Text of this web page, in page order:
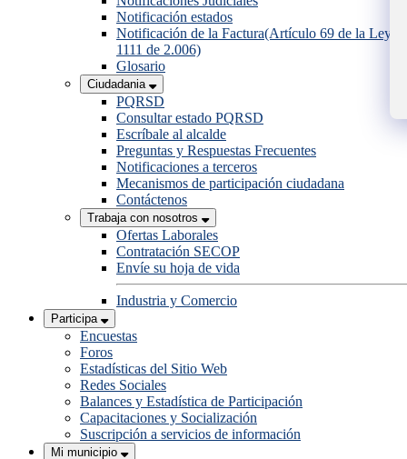
Notificación estados
Notificación de la Factura(Artículo 69 de la Ley
1111 de 2.006)
Glosario
Ciudadania
PQRSD
Consultar estado PQRSD
Escríbale al alcalde
Preguntas y Respuestas Frecuentes
Notificaciones a terceros
Mecanismos de participación ciudadana
Contáctenos
Trabaja con nosotros
Ofertas Laborales
Contratación SECOP
Envíe su hoja de vida
Industria y Comercio
Participa
Encuestas
Foros
Estadísticas del Sitio Web
Redes Sociales
Balances y Estadística de Participación
Capacitaciones y Socialización
Suscripción a servicios de información
Mi municipio